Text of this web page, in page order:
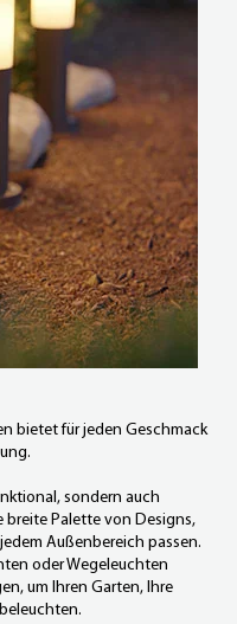
bietet für jeden Geschmack
sondern auch
breite Palette von Designs,
Außenbereich passen.
oderWegeleuchten
um Ihren Garten, Ihre